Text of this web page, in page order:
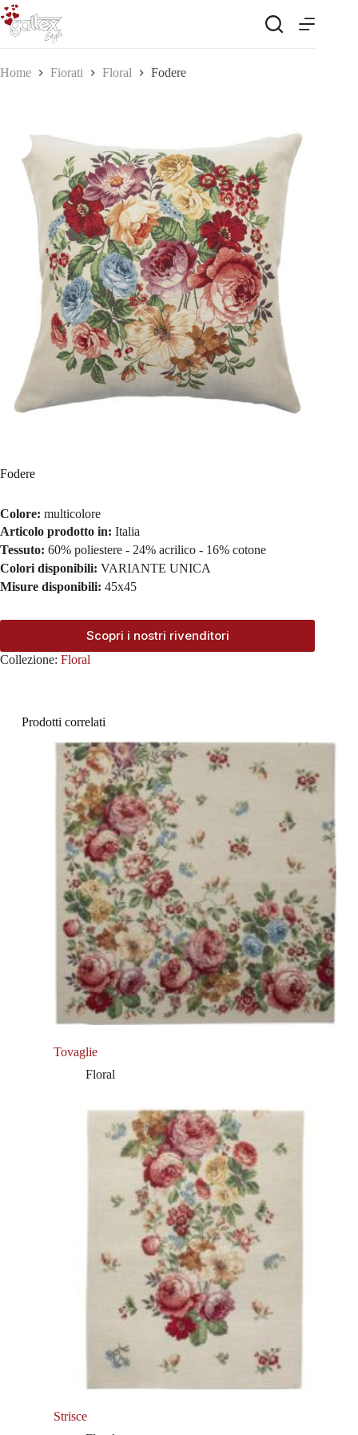
Salta
al
contenuto
Home Fiorati Floral Fodere
Fodere
Colore: multicolore
Articolo prodotto in: Italia
Tessuto: 60% poliestere - 24% acrilico - 16% cotone
Colori disponibili: VARIANTE UNICA
Misure disponibili: 45x45
Scopri i nostri rivenditori
Collezione: Floral
Prodotti correlati
Tovaglie
Floral
Strisce